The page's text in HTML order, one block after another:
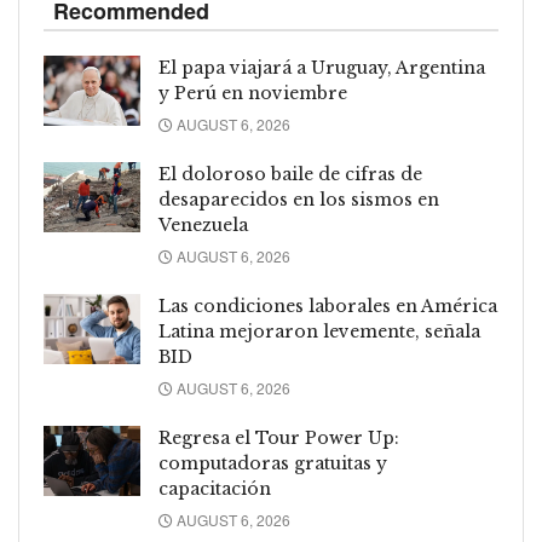
Recommended
El papa viajará a Uruguay, Argentina
y Perú en noviembre
AUGUST 6, 2026
El doloroso baile de cifras de
desaparecidos en los sismos en
Venezuela
AUGUST 6, 2026
Las condiciones laborales en América
Latina mejoraron levemente, señala
BID
AUGUST 6, 2026
Regresa el Tour Power Up:
computadoras gratuitas y
capacitación
AUGUST 6, 2026